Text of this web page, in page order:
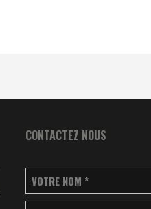
CONTACTEZ NOUS
VOTRE NOM *